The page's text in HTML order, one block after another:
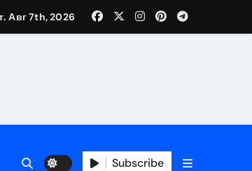
депиляции
Авг 7th, 2026
Subscribe